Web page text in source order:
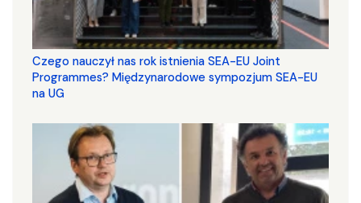
Czego nauczył nas rok istnienia SEA-EU Joint
Programmes? Międzynarodowe sympozjum SEA-EU
na UG